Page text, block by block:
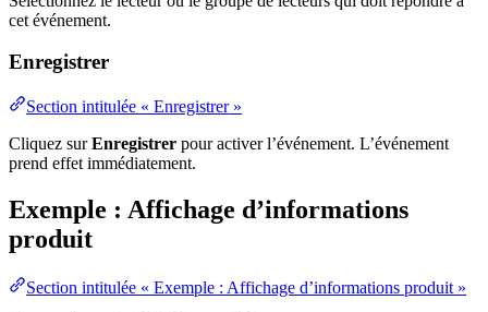
cet événement.
Enregistrer
Section intitulée « Enregistrer »
Cliquez surEnregistrer pour activer l’événement. L’événement
prend effet immédiatement.
Exemple : Affichage d’informations
produit
Section intitulée « Exemple : Affichage d’informations produit »